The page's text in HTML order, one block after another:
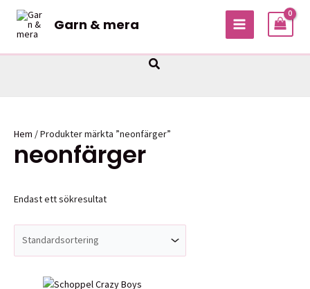
Hoppa
innehåll
Garn & mera
MAIN
Sök
Hem / Produkter märkta ”neonfärger”
neonfärger
Endast ett sökresultat